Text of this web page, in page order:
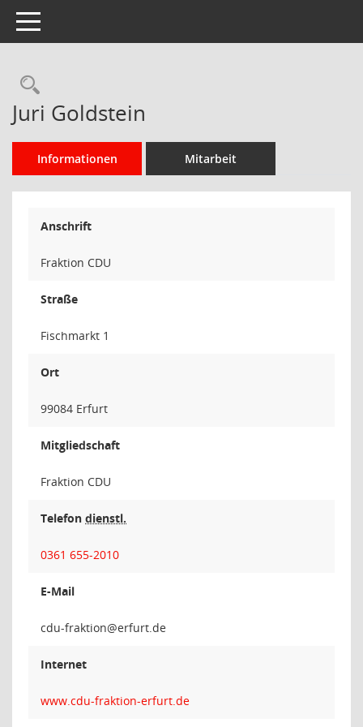
Toggle navigation
Rechercheauswahl
Juri Goldstein
Informationen Mitarbeit
Anschrift
Fraktion CDU
Straße
Fischmarkt 1
Ort
99084 Erfurt
Mitgliedschaft
Fraktion CDU
Telefon dienstl.
0361 655-2010
E-Mail
noitka
Internet
www.cdu-fraktion-erfurt.de